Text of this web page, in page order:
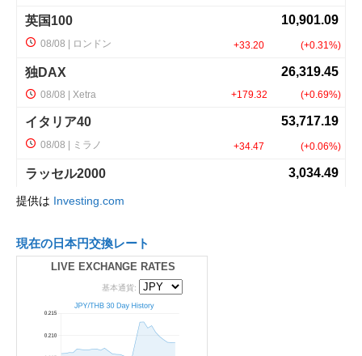
提供は Investing.com
現在の日本円交換レート
LIVE EXCHANGE RATES